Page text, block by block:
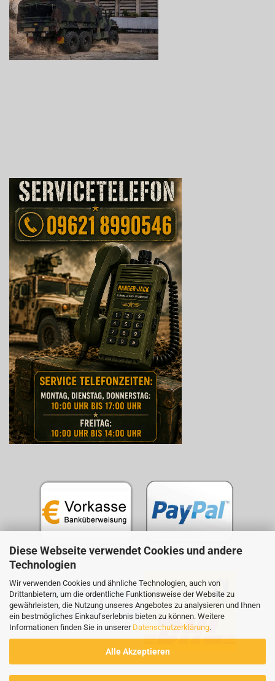
Diese Webseite verwendet Cookies und andere
Technologien
Wir verwenden Cookies und ähnliche Technologien, auch von
Drittanbietern, um die ordentliche Funktionsweise der Website zu
gewährleisten, die Nutzung unseres Angebotes zu analysieren und Ihnen
ein bestmögliches Einkaufserlebnis bieten zu können. Weitere
Informationen finden Sie in unserer Datenschutzerklärung.
Alle Akzeptieren